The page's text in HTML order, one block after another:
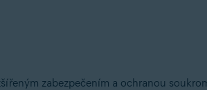
zabezpečením a ochranou